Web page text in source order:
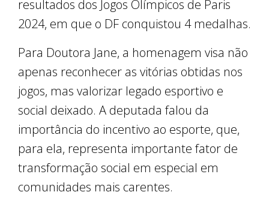
resultados dos Jogos Olímpicos de Paris
2024, em que o DF conquistou 4 medalhas.
Para Doutora Jane, a homenagem visa não
apenas reconhecer as vitórias obtidas nos
jogos, mas valorizar legado esportivo e
social deixado. A deputada falou da
importância do incentivo ao esporte, que,
para ela, representa importante fator de
transformação social em especial em
comunidades mais carentes.